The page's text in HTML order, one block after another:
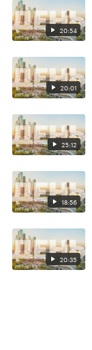
20:54
20:01
25:12
18:56
20:35